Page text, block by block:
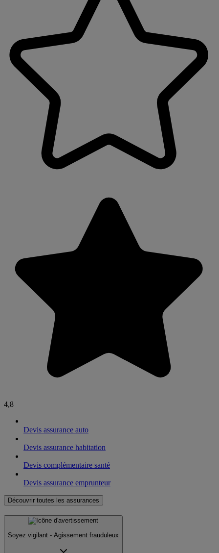
4,8
Devis assurance auto
Devis assurance habitation
Devis complémentaire santé
Devis assurance emprunteur
Découvrir toutes les assurances
Soyez vigilant - Agissement frauduleux